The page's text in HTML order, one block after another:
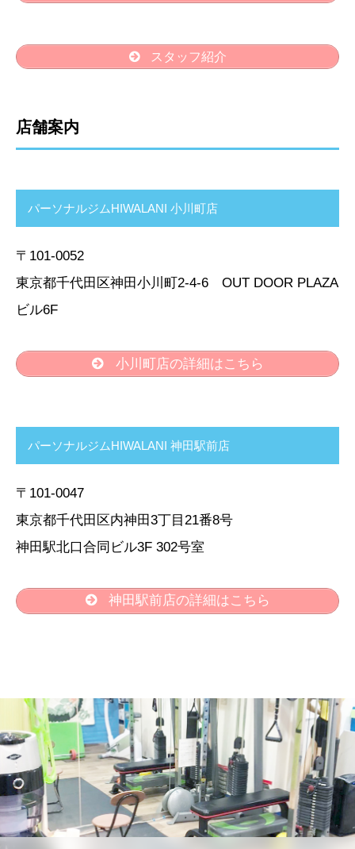
スタッフ紹介
店舗案内
パーソナルジムHIWALANI 小川町店
〒101-0052
東京都千代田区神田小川町2-4-6 OUT DOOR PLAZA
ビル6F
小川町店の詳細はこちら
パーソナルジムHIWALANI 神田駅前店
〒101-0047
東京都千代田区内神田3丁目21番8号
神田駅北口合同ビル3F 302号室
神田駅前店の詳細はこちら